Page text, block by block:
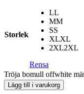
Storlek
LL
MM
SS
XLXL
2XL2XL
Rensa
Tröja bomull offwhite
Lägg till i varukorg